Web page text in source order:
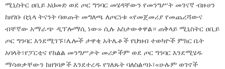
ሚኒስትር ዐቢይ አህመድ ወደ ጦር ግንባር መሄዳቸውን የመንግሥት መገናኛ ብዙሀን
ከዘገቡ በኋላ ትናንት ባወጡት መግለጫ ለጦርነቱ «የመጀመሪያ የመጨረሻውና
ብቸኛው አማራጭ ዲፕሎማሲ ነው» ሲሉ አስታውቀዋል። ጠቅላይ ሚኒስትር ዐቢይ
ጦር ግንባር እንደሚገኙ፣ሌሎች ታዋቂ አትሌቶች የህዝብ ተወካዮች ምክር ቤት
አባላት፣የፓርቲና የክልል መንግሥታት መሪዎችም ወደ ጦር ግንባር እንደሚሄዱ
ማሳወቃቸውን ከዘገባዎች እንደተረዱ የገለጹት ባለስልጣኑ፣«ሁሉም ወገኖች